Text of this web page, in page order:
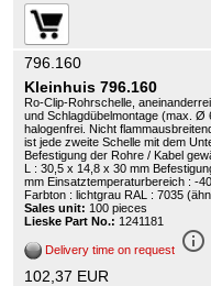
796.160
Kleinhuis 796.160
Ro-Clip-Rohrschelle,
und Schlagdübelmontage (max. Ø
halogenfrei. Nicht
ist jede zweite Schelle mit dem
Befestigung der Rohre / Kabel
L : 30,5 x 14,8 x 30 mm
mm Einsatztemperaturbereich : -
Farbton : lichtgrau RAL : 7035
Sales unit: 100 pieces
Lieske Part No.: 1241181
Delivery time on request info_outline
102,37 EUR